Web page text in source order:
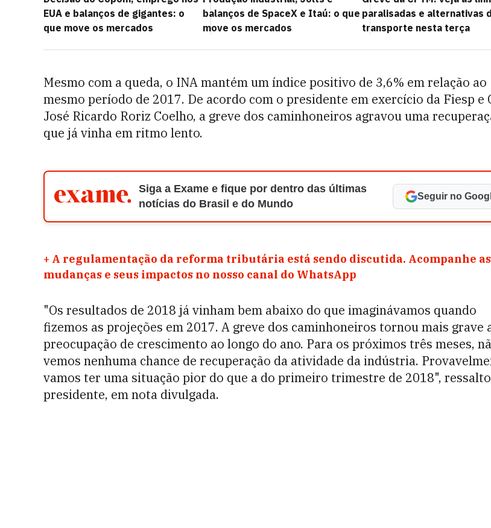
EUA e balanços de gigantes: o
que move os mercados
balanços de SpaceX e Itaú: o que
move os mercados
paralisadas e alternativas
transporte nesta terça
Mesmo com a queda, o INA mantém um índice positivo de 3,6% em relação ao
mesmo período de 2017. De acordo com o presidente em exercício da Fiesp e
José Ricardo Roriz Coelho, a greve dos caminhoneiros agravou uma
que já vinha em ritmo lento.
Siga a Exame e fique por dentro das últimas
notícias do Brasil e do Mundo
Seguir no
+ A regulamentação da reforma tributária está sendo discutida. Acompanhe as
mudanças e seus impactos no nosso canal do WhatsApp
"Os resultados de 2018 já vinham bem abaixo do que imaginávamos quando
fizemos as projeções em 2017. A greve dos caminhoneiros tornou mais grave
preocupação de crescimento ao longo do ano. Para os próximos três meses,
vemos nenhuma chance de recuperação da atividade da indústria.
vamos ter uma situação pior do que a do primeiro trimestre de 2018",
presidente, em nota divulgada.